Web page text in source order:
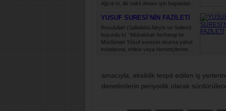
Ağcık’ın, ilik nakli olması için başlatılan
YUSUF SURESİ’NİN FAZİLETİ
Resulullah (Sallallahü Aleyhi ve Sellem)
buyurdu ki: “Mühakkak herhangi bir
Müslüman Yûsuf suresini okursa yahut
evlatlarına, ehline veya hizmetçilerine…
amacıyla, eksiklik tespit edilen iş
denetimlerin periyodik olarak